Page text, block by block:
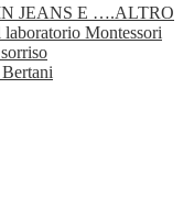
JEANS E ….ALTRO
Montessori